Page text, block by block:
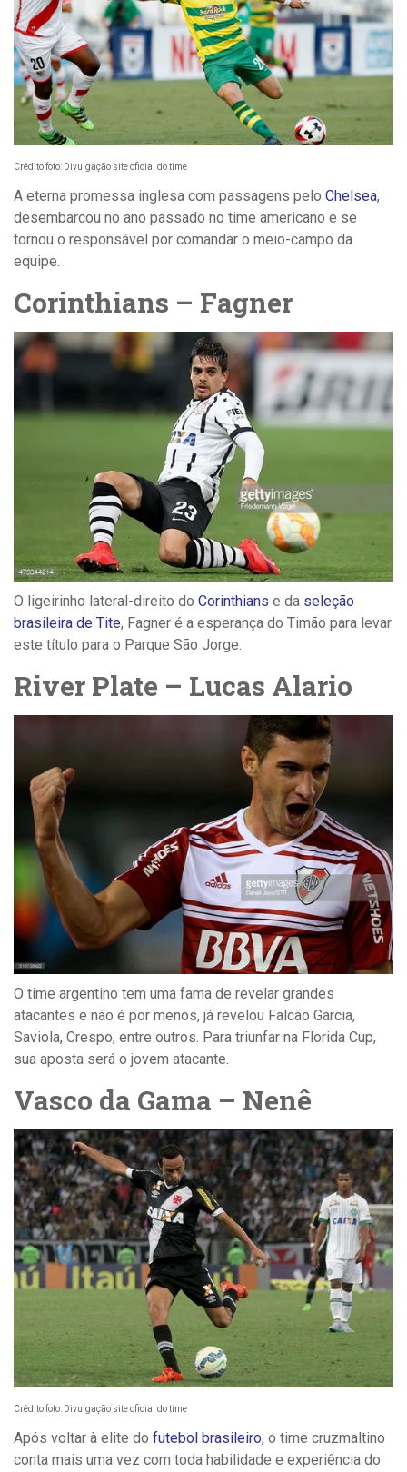
Crédito foto: Divulgação site oficial do time
A eterna promessa inglesa com passagens pelo Chelsea,
desembarcou no ano passado no time americano e se
tornou o responsável por comandar o meio-campo da
equipe.
Corinthians – Fagner
O ligeirinho lateral-direito do Corinthians e da seleção
brasileira de Tite, Fagner é a esperança do Timão para levar
este título para o Parque São Jorge.
River Plate – Lucas Alario
O time argentino tem uma fama de revelar grandes
atacantes e não é por menos, já revelou Falcão Garcia,
Saviola, Crespo, entre outros. Para triunfar na Florida Cup,
sua aposta será o jovem atacante.
Vasco da Gama – Nenê
Crédito foto: Divulgação site oficial do time
Após voltar à elite do futebol brasileiro, o time cruzmaltino
conta mais uma vez com toda habilidade e experiência do